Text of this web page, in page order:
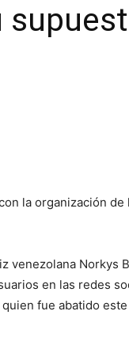
la organización de
venezolana Norkys
en las redes
fue abatido